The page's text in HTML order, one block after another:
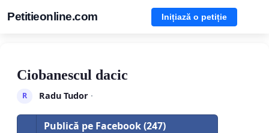
Petitieonline.com Inițiază o petiție
Ciobanescul dacic
R Radu Tudor·
Publică pe Facebook (247)